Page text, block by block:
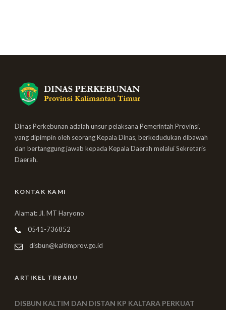
Dinas Perkebunan adalah unsur pelaksana Pemerintah Provinsi,
yang dipimpin oleh seorang Kepala Dinas, berkedudukan dibawah
dan bertanggung jawab kepada Kepala Daerah melalui Sekretaris
Daerah.
KONTAK KAMI
Alamat: Jl. MT Haryono
0541-736852
disbun@kaltimprov.go.id
ARTIKEL TRBARU
DISBUN KALTIM DAN DISTAN KP KALTARA PERKUAT